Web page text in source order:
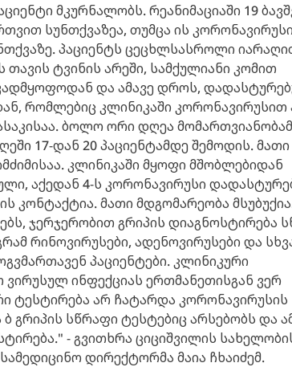
მკურნალობს. რეანიმაციაში 19
სუნთქვაზეა, თუმცა ის
პაციენტს ცეცხლსასროლი
ტვინის არეში, სამქულიანი კომით
და ამავე დროს,
რომლებიც კლინიკაში კორონავირუსით
ბოლო ორი დღეა მომართვიანობამ
17-დან 20 პაციენტამდე შემოდის. მათი
კლინიკაში მყოფი მშობლებიდან
აქედან 4-ს კორონავირუსი
კონტაქტია. მათი მდგომარეობა
ჯერჯერობით გრიპის დიაგნოსტირება
რინოვირუსები, ადენოვირუსები და
პაციენტები. კლინიკური
ინფექციას ერთმანეთისგან ვერ
ტესტირება არ ჩატარდა კორონავირუსის
გრიპის სწრაფი ტესტებიც არსებობს და
- გვითხრა ციციშვილის
დირექტორმა მაია ჩხაიძემ.